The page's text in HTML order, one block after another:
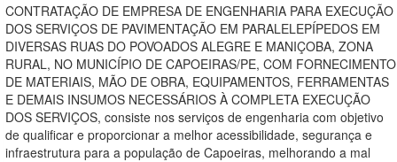
CONTRATAÇÃO DE EMPRESA DE ENGENHARIA PARA EXECUÇÃO
DOS SERVIÇOS DE PAVIMENTAÇÃO EM PARALELEPÍPEDOS EM
DIVERSAS RUAS DO POVOADOS ALEGRE E MANIÇOBA, ZONA
RURAL, NO MUNICÍPIO DE CAPOEIRAS/PE, COM FORNECIMENTO
DE MATERIAIS, MÃO DE OBRA, EQUIPAMENTOS, FERRAMENTAS
E DEMAIS INSUMOS NECESSÁRIOS À COMPLETA EXECUÇÃO
DOS SERVIÇOS, consiste nos serviços de engenharia com objetivo
de qualificar e proporcionar a melhor acessibilidade, segurança e
infraestrutura para a população de Capoeiras, melhorando a mal